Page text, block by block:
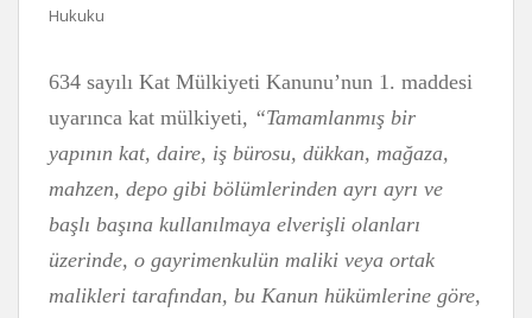
Hukuku
634 sayılı Kat Mülkiyeti Kanunu’nun 1. maddesi
uyarınca kat mülkiyeti, “Tamamlanmış bir
yapının kat, daire, iş bürosu, dükkan, mağaza,
mahzen, depo gibi bölümlerinden ayrı ayrı ve
başlı başına kullanılmaya elverişli olanları
üzerinde, o gayrimenkulün maliki veya ortak
malikleri tarafından, bu Kanun hükümlerine göre,